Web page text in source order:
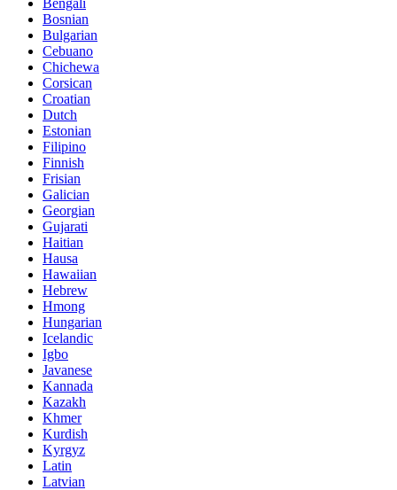
Bosnian
Bulgarian
Cebuano
Chichewa
Corsican
Croatian
Dutch
Estonian
Filipino
Finnish
Frisian
Galician
Georgian
Gujarati
Haitian
Hausa
Hawaiian
Hebrew
Hmong
Hungarian
Icelandic
Igbo
Javanese
Kannada
Kazakh
Khmer
Kurdish
Kyrgyz
Latin
Latvian